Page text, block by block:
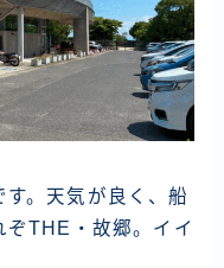
。天気が良く、船
ぞTHE・故郷。イイ